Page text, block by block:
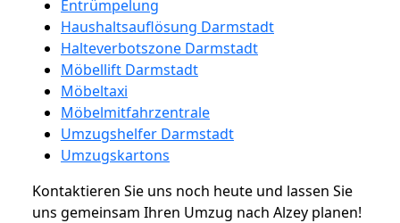
Entrümpelung
Haushaltsauflösung Darmstadt
Halteverbotszone Darmstadt
Möbellift Darmstadt
Möbeltaxi
Möbelmitfahrzentrale
Umzugshelfer Darmstadt
Umzugskartons
Kontaktieren Sie uns noch heute und lassen Sie
uns gemeinsam Ihren Umzug nach Alzey planen!